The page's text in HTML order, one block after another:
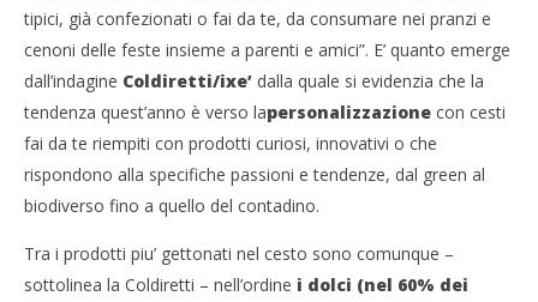
NOW VIEWING
Natale, cesto tradizionale per 1 famiglia su 3.
Berremo 50 milioni di bottiglie di spumante
tipici, già confezionati o fai da te, da consumare nei pranzi e
cenoni delle feste insieme a parenti e amici”. E’ quanto emerge
dall’indagine Coldiretti/ixe’ dalla quale si evidenzia che la
tendenza quest’anno è verso lapersonalizzazione con cesti
fai da te riempiti con prodotti curiosi, innovativi o che
rispondono alla specifiche passioni e tendenze, dal green al
biodiverso fino a quello del contadino.
Tra i prodotti piu’ gettonati nel cesto sono comunque –
sottolinea la Coldiretti – nell’ordine i dolci (nel 60% dei